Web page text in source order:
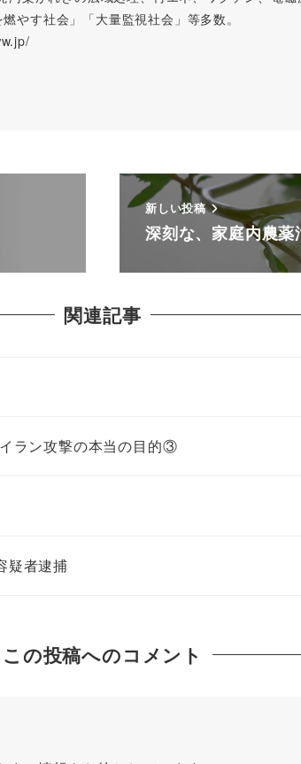
やす社会」「大量監視社会」等多数。
新しい投稿
深刻な、家庭内農薬
関連記事
ラン攻撃の本当の目的③
疑者逮捕
この投稿へのコメント